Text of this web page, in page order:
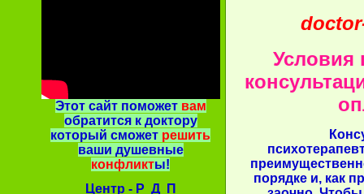
Этот сайт поможет вам
обратится к доктору
который сможет решить
ваши душевные
конфликты!
Центр - Р Д П
Условия
порядке и, как